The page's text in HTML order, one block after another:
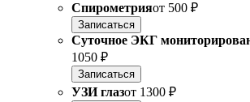
Спирометрияот 500 ₽
Записаться
Суточное ЭКГ
1050 ₽
Записаться
УЗИ глазот 1300 ₽